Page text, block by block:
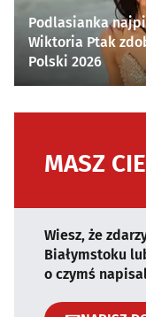
Podlasianka
Wiktoria Ptak
Polski 2026
MASZ
Wiesz, że
Białymstoku
o czymś